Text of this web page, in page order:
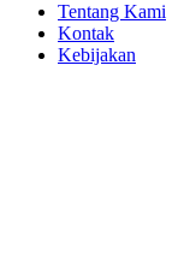
Tentang Kami
Kontak
Kebijakan